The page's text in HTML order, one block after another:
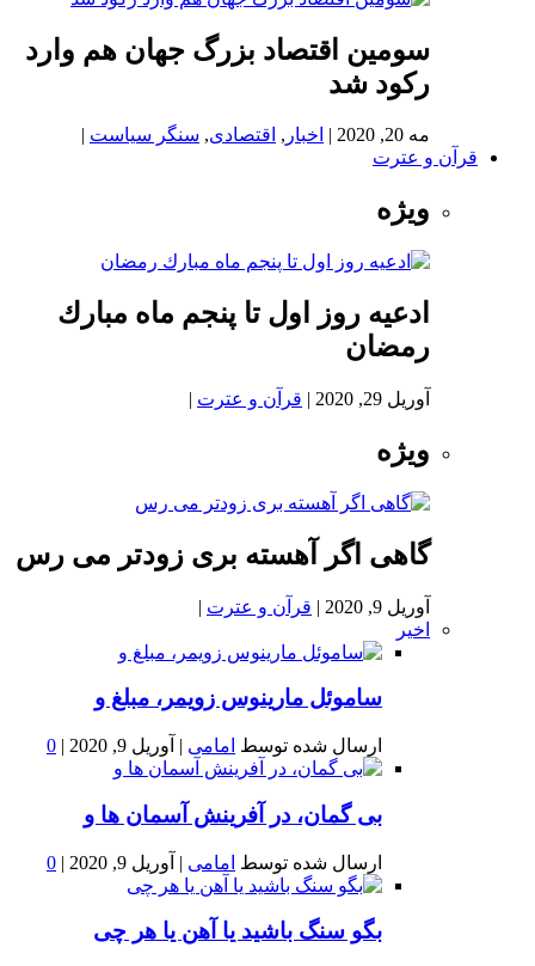
سومین اقتصاد بزرگ جهان هم وارد
رکود شد
مه 20, 2020 | اخبار , اقتصادی, سنگر سیاست |
قرآن و عترت
ویژه
ادعيه روز اول تا پنجم ماه مبارك
رمضان
آوریل 29, 2020 | قرآن و عترت |
ویژه
گاهی اگر آهسته بری زودتر می رس
آوریل 9, 2020 | قرآن و عترت |
اخیر
ساموئل مارینوس زویمر، مبلغ و
ارسال شده توسط امامی | آوریل 9, 2020 |
0
بى گمان، در آفرينش آسمان ها و
ارسال شده توسط امامی | آوریل 9, 2020 |
0
بگو سنگ باشید یا آهن یا هر چی